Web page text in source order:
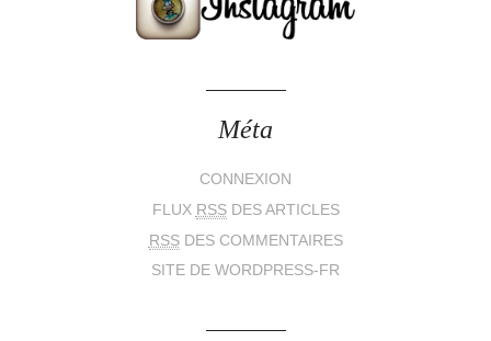
Méta
CONNEXION
FLUX RSSDES ARTICLES
RSSDES COMMENTAIRES
SITE DE WORDPRESS-FR